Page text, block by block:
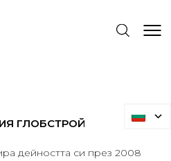
ГЛОБСТРОЙ
дейността си през 2008